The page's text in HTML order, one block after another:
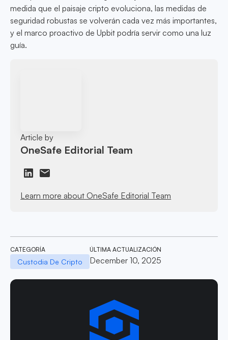
medida que el paisaje cripto evoluciona, las medidas de
seguridad robustas se volverán cada vez más importantes,
y el marco proactivo de Upbit podría servir como una luz
guía.
Article by
OneSafe Editorial Team
Learn more about OneSafe Editorial Team
CATEGORÍA
Custodia De Cripto
ÚLTIMA ACTUALIZACIÓN
December 10, 2025